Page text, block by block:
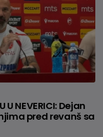
U NEVERICI: Dejan
pred revanš sa